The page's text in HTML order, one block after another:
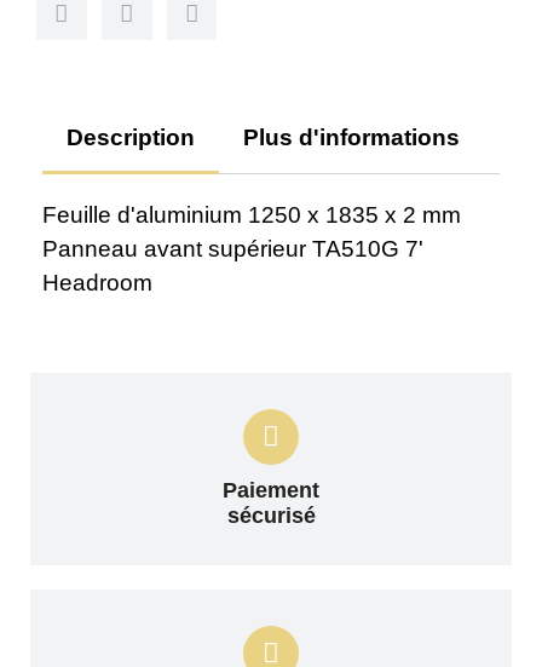
Description Plus d'informations
Feuille d'aluminium 1250 x 1835 x 2 mm
Panneau avant supérieur TA510G 7'
Headroom
Paiement
sécurisé